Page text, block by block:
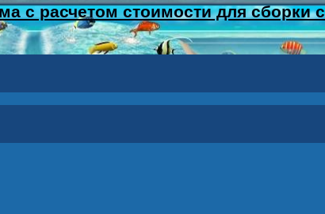
с расчетом стоимости для сборки